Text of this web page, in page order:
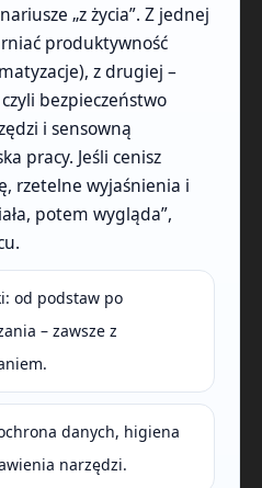
„z życia”. Z jednej
produktywność
z drugiej –
bezpieczeństwo
i sensowną
pracy. Jeśli cenisz
rzetelne wyjaśnienia i
potem wygląda”,
od podstaw po
– zawsze z
danych, higiena
narzędzi.